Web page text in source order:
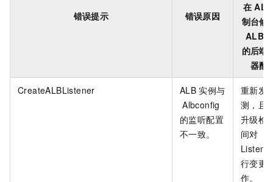
错误提示 错误原因
在 ALB
制台修
ALB
的后端
器配
CreateALBListener ALB 实例与
Albconfig
的监听配置
不一致。
重新发
测，且
升级检
间对
行变更
作。